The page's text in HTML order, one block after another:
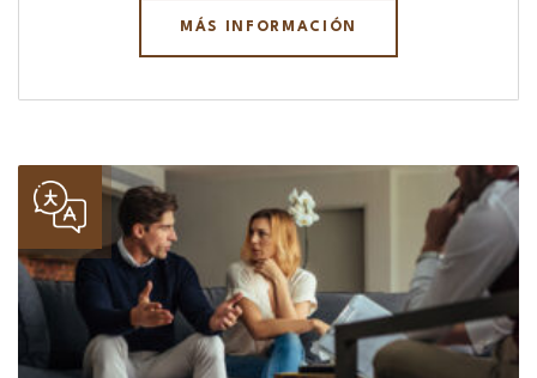
MÁS INFORMACIÓN